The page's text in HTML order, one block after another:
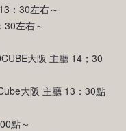
：30左右～
30左右～
大阪 主廳 14；30
大阪 主廳 13：30點
點～